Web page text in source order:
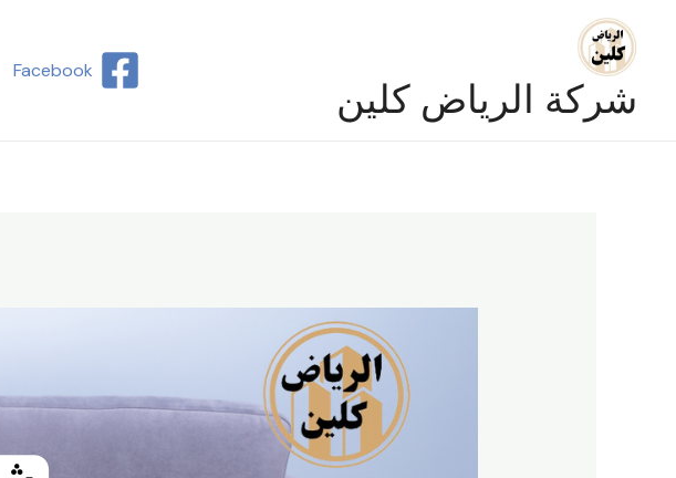
المحتوى
شركة الرياض كلين
Facebook